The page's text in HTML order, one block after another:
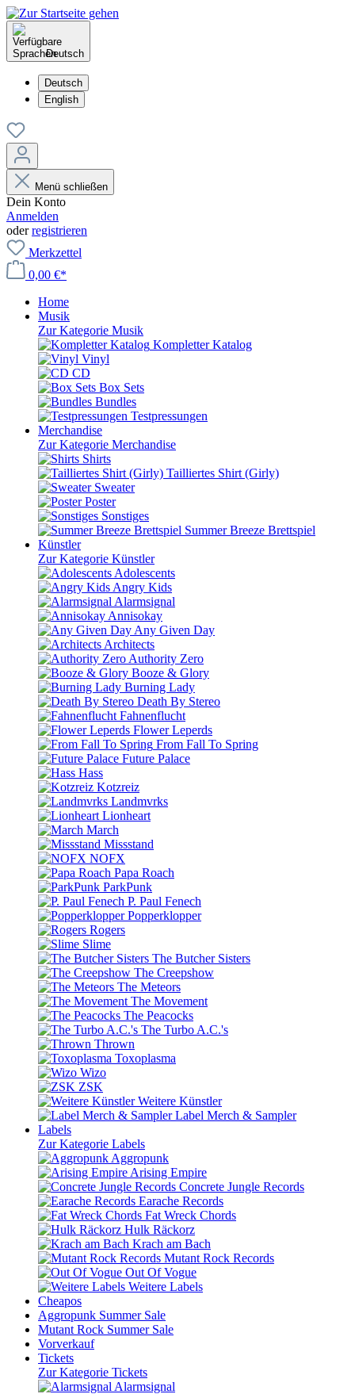
Deutsch
Deutsch
English
Menü schließen
Dein Konto
Anmelden
oderregistrieren
Merkzettel
0,00 €*
Home
Musik
Zur Kategorie Musik
Kompletter Katalog
Vinyl
CD
Box Sets
Bundles
Testpressungen
Merchandise
Zur Kategorie Merchandise
Shirts
Tailliertes Shirt (Girly)
Sweater
Poster
Sonstiges
Summer Breeze Brettspiel
Künstler
Zur Kategorie Künstler
Adolescents
Angry Kids
Alarmsignal
Annisokay
Any Given Day
Architects
Authority Zero
Booze & Glory
Burning Lady
Death By Stereo
Fahnenflucht
Flower Leperds
From Fall To Spring
Future Palace
Hass
Kotzreiz
Landmvrks
Lionheart
March
Missstand
NOFX
Papa Roach
ParkPunk
P. Paul Fenech
Popperklopper
Rogers
Slime
The Butcher Sisters
The Creepshow
The Meteors
The Movement
The Peacocks
The Turbo A.C.'s
Thrown
Toxoplasma
Wizo
ZSK
Weitere Künstler
Label Merch & Sampler
Labels
Zur Kategorie Labels
Aggropunk
Arising Empire
Concrete Jungle Records
Earache Records
Fat Wreck Chords
Hulk Räckorz
Krach am Bach
Mutant Rock Records
Out Of Vogue
Weitere Labels
Cheapos
Aggropunk Summer Sale
Mutant Rock Summer Sale
Vorverkauf
Tickets
Zur Kategorie Tickets
Alarmsignal